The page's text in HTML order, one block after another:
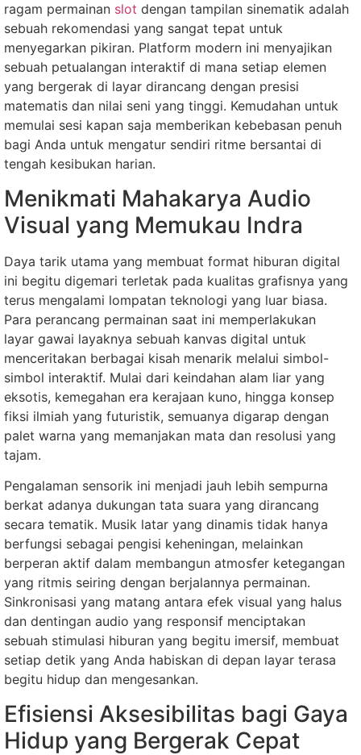
ragam permainan slot dengan tampilan sinematik adalah
sebuah rekomendasi yang sangat tepat untuk
menyegarkan pikiran. Platform modern ini menyajikan
sebuah petualangan interaktif di mana setiap elemen
yang bergerak di layar dirancang dengan presisi
matematis dan nilai seni yang tinggi. Kemudahan untuk
memulai sesi kapan saja memberikan kebebasan penuh
bagi Anda untuk mengatur sendiri ritme bersantai di
tengah kesibukan harian.
Menikmati Mahakarya Audio
Visual yang Memukau Indra
Daya tarik utama yang membuat format hiburan digital
ini begitu digemari terletak pada kualitas grafisnya yang
terus mengalami lompatan teknologi yang luar biasa.
Para perancang permainan saat ini memperlakukan
layar gawai layaknya sebuah kanvas digital untuk
menceritakan berbagai kisah menarik melalui simbol-
simbol interaktif. Mulai dari keindahan alam liar yang
eksotis, kemegahan era kerajaan kuno, hingga konsep
fiksi ilmiah yang futuristik, semuanya digarap dengan
palet warna yang memanjakan mata dan resolusi yang
tajam.
Pengalaman sensorik ini menjadi jauh lebih sempurna
berkat adanya dukungan tata suara yang dirancang
secara tematik. Musik latar yang dinamis tidak hanya
berfungsi sebagai pengisi keheningan, melainkan
berperan aktif dalam membangun atmosfer ketegangan
yang ritmis seiring dengan berjalannya permainan.
Sinkronisasi yang matang antara efek visual yang halus
dan dentingan audio yang responsif menciptakan
sebuah stimulasi hiburan yang begitu imersif, membuat
setiap detik yang Anda habiskan di depan layar terasa
begitu hidup dan mengesankan.
Efisiensi Aksesibilitas bagi Gaya
Hidup yang Bergerak Cepat